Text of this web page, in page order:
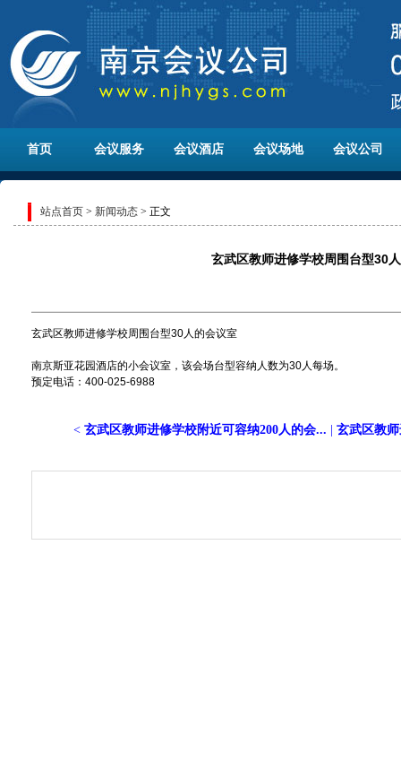
首页 会议服务 会议酒店 会议场地 会议公司
站点首页 > 新闻动态 > 正文
玄武区教师进修学校周围台型30
玄武区教师进修学校周围台型30人的会议室
南京斯亚花园酒店的小会议室，该会场台型容纳人数为30人每场。
预定电话：400-025-6988
< 玄武区教师进修学校附近可容纳200人的会... 玄武区教